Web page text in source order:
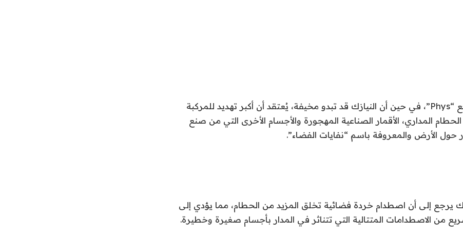
وفقا لما ذكره موقع “Phys”، في حين أن النيازك قد تبدو مخيفة، يُعتقد أن أكبر تهديد للمركبة
المداري، الأقمار الصناعية المهجورة والأجسام الأخرى التي من صنع
حول الأرض والمعروفة باسم “نفايات الفضاء”.
يرجع إلى أن اصطدام خردة فضائية تخلق المزيد من الحطام، مما يؤدي إلى
من الاصطدامات المتتالية التي تتناثر في المدار بأجسام صغيرة وخطيرة.